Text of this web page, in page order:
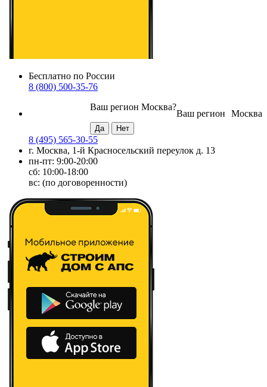
Бесплатно по России
8 (800) 500-35-76
Москва
Ваш регион
Ваш регион Москва?
8 (495) 565-30-55
г. Москва, 1-й Красносельский переулок д. 13
пн-пт: 9:00-20:00
сб: 10:00-18:00
вс: (по договоренности)